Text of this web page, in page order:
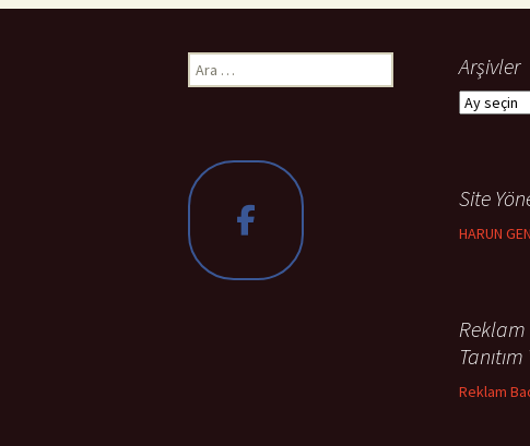
Arama: Arşivler
Arşivler
Site
HARUN
Tanıtım
Reklam